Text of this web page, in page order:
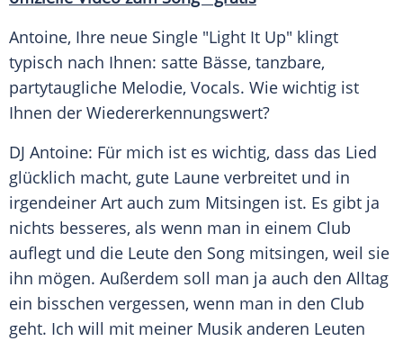
Antoine, Ihre neue Single "Light It Up" klingt
typisch nach Ihnen: satte Bässe, tanzbare,
partytaugliche Melodie, Vocals. Wie wichtig ist
Ihnen der Wiedererkennungswert?
DJ Antoine: Für mich ist es wichtig, dass das Lied
glücklich macht, gute Laune verbreitet und in
irgendeiner Art auch zum Mitsingen ist. Es gibt ja
nichts besseres, als wenn man in einem Club
auflegt und die Leute den Song mitsingen, weil sie
ihn mögen. Außerdem soll man ja auch den Alltag
ein bisschen vergessen, wenn man in den Club
geht. Ich will mit meiner Musik anderen Leuten